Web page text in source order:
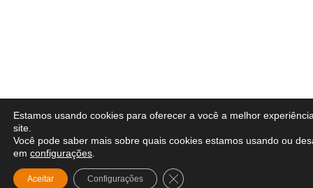
Estamos usando cookies para oferecer a você a melhor
site.
Você pode saber mais sobre quais cookies estamos usando ou
em configurações
Aceitar Configurações Close GDPR Cookie Banner